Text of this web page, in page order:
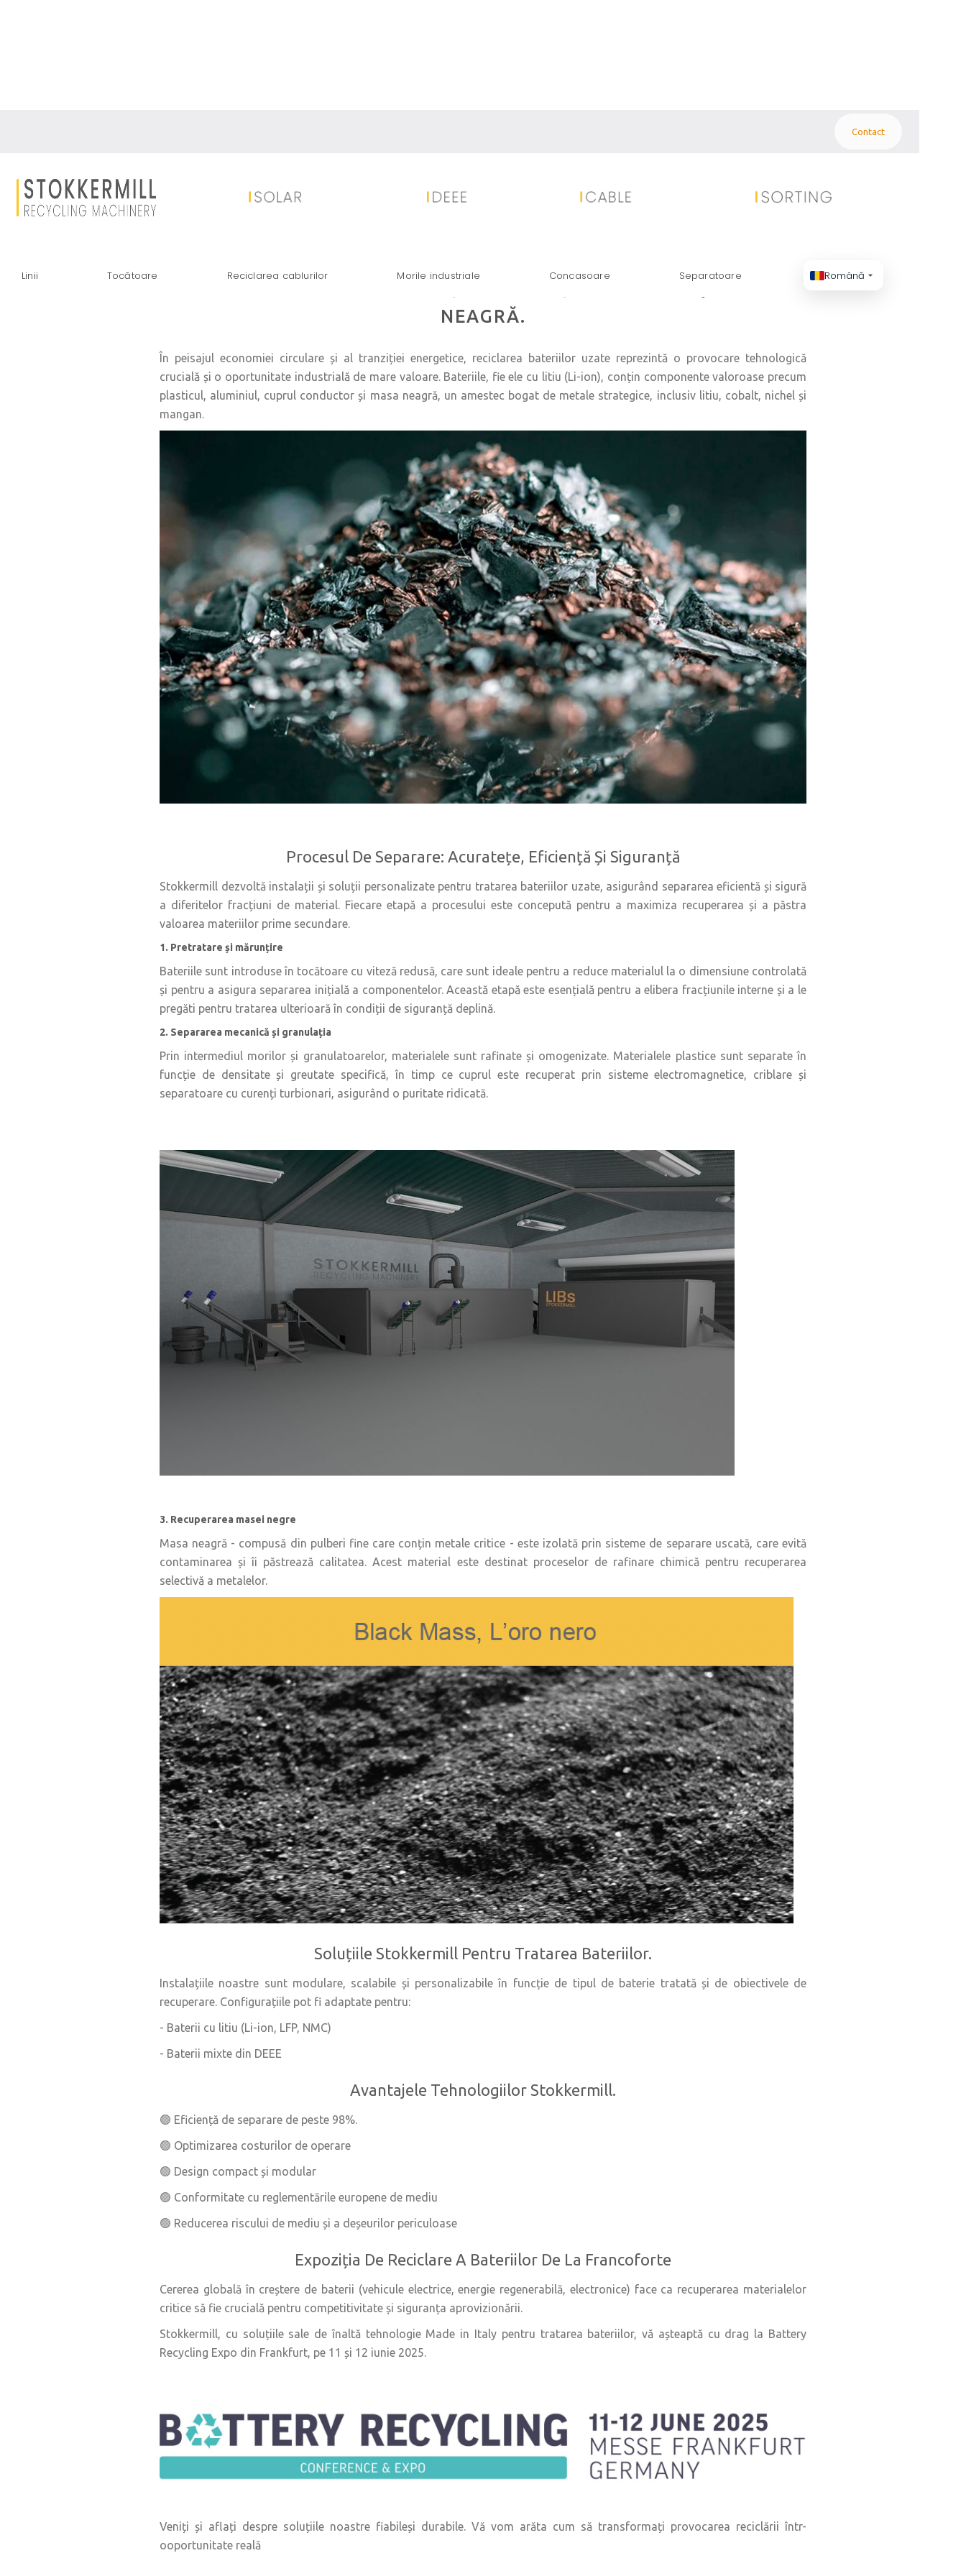
Contact
Linii Tocătoare Reciclarea cablurilor Morile industriale Concasoare Separatoare Română
VALORIFICAREA PLASTICULUI, ALUMINIU, A CUPRULUI ȘI A MASEI
NEAGRĂ.
În peisajul economiei circulare și al tranziției energetice, reciclarea bateriilor uzate reprezintă o provocare tehnologică
crucială și o oportunitate industrială de mare valoare. Bateriile, fie ele cu litiu (Li-ion), conțin componente valoroase precum
plasticul, aluminiul, cuprul conductor și masa neagră, un amestec bogat de metale strategice, inclusiv litiu, cobalt, nichel și
mangan.
Procesul De Separare: Acuratețe, Eficiență Și Siguranță
Stokkermill dezvoltă instalații și soluții personalizate pentru tratarea bateriilor uzate, asigurând separarea eficientă și sigură
a diferitelor fracțiuni de material. Fiecare etapă a procesului este concepută pentru a maximiza recuperarea și a păstra
valoarea materiilor prime secundare.
1. Pretratare și mărunțire
Bateriile sunt introduse în tocătoare cu viteză redusă, care sunt ideale pentru a reduce materialul la o dimensiune controlată
și pentru a asigura separarea inițială a componentelor. Această etapă este esențială pentru a elibera fracțiunile interne și a le
pregăti pentru tratarea ulterioară în condiții de siguranță deplină.
2. Separarea mecanică și granulația
Prin intermediul morilor și granulatoarelor, materialele sunt rafinate și omogenizate. Materialele plastice sunt separate în
funcție de densitate și greutate specifică, în timp ce cuprul este recuperat prin sisteme electromagnetice, criblare și
separatoare cu curenți turbionari, asigurând o puritate ridicată.
3. Recuperarea masei negre
Masa neagră - compusă din pulberi fine care conțin metale critice - este izolată prin sisteme de separare uscată, care evită
contaminarea și îi păstrează calitatea. Acest material este destinat proceselor de rafinare chimică pentru recuperarea
selectivă a metalelor.
Soluțiile Stokkermill Pentru Tratarea Bateriilor.
Instalațiile noastre sunt modulare, scalabile și personalizabile în funcție de tipul de baterie tratată și de obiectivele de
recuperare. Configurațiile pot fi adaptate pentru:
- Baterii cu litiu (Li-ion, LFP, NMC)
- Baterii mixte din DEEE
Avantajele Tehnologiilor Stokkermill.
🟢 Eficiență de separare de peste 98%.
🟢 Optimizarea costurilor de operare
🟢 Design compact și modular
🟢 Conformitate cu reglementările europene de mediu
🟢 Reducerea riscului de mediu și a deșeurilor periculoase
Expoziția De Reciclare A Bateriilor De La Francoforte
Cererea globală în creștere de baterii (vehicule electrice, energie regenerabilă, electronice) face ca recuperarea materialelor
critice să fie crucială pentru competitivitate și siguranța aprovizionării.
Stokkermill, cu soluțiile sale de înaltă tehnologie Made in Italy pentru tratarea bateriilor, vă așteaptă cu drag la Battery
Recycling Expo din Frankfurt, pe 11 și 12 iunie 2025.
Veniți și aflați despre soluțiile noastre fiabileși durabile. Vă vom arăta cum să transformați provocarea reciclării într-
ooportunitate reală